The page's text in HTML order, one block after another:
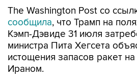
The Washington Post со
сообщила, что Трамп на
Кэмп-Дэвиде 31 июля
министра Пита Хегсета
истощения запасов ракет
Ираном.